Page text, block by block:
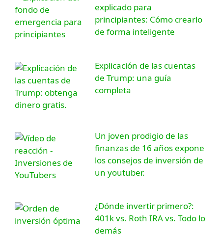
explicado para
principiantes: Cómo crearlo
de forma inteligente
Explicación de las cuentas
de Trump: una guía
completa
Un joven prodigio de las
finanzas de 16 años expone
los consejos de inversión de
un youtuber.
¿Dónde invertir primero?:
401k vs. Roth IRA vs. Todo lo
demás